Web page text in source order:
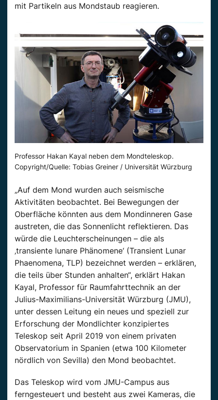
mit Partikeln aus Mondstaub reagieren.
Professor Hakan Kayal neben dem Mondteleskop.
Copyright/Quelle: Tobias Greiner / Universität Würzburg
„Auf dem Mond wurden auch seismische
Aktivitäten beobachtet. Bei Bewegungen der
Oberfläche könnten aus dem Mondinneren Gase
austreten, die das Sonnenlicht reflektieren. Das
würde die Leuchterscheinungen – die als
‚transiente lunare Phänomene‘ (Transient Lunar
Phaenomena, TLP) bezeichnet werden – erklären,
die teils über Stunden anhalten“, erklärt Hakan
Kayal, Professor für Raumfahrttechnik an der
Julius-Maximilians-Universität Würzburg (JMU),
unter dessen Leitung ein neues und speziell zur
Erforschung der Mondlichter konzipiertes
Teleskop seit April 2019 von einem privaten
Observatorium in Spanien (etwa 100 Kilometer
nördlich von Sevilla) den Mond beobachtet.
Das Teleskop wird vom JMU-Campus aus
ferngesteuert und besteht aus zwei Kameras, die